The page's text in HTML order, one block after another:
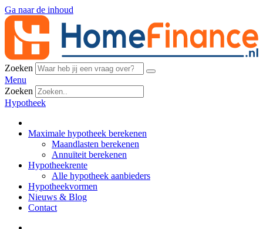
Ga naar de inhoud
Zoeken
Menu
Zoeken
Hypotheek
Maximale hypotheek berekenen
Maandlasten berekenen
Annuïteit berekenen
Hypotheekrente
Alle hypotheek aanbieders
Hypotheekvormen
Nieuws & Blog
Contact